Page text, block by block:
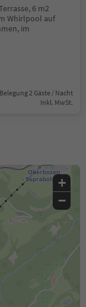
6 m2
Whirlpool auf
im
2 Gäste / Nacht
Inkl. MwSt.
+
−